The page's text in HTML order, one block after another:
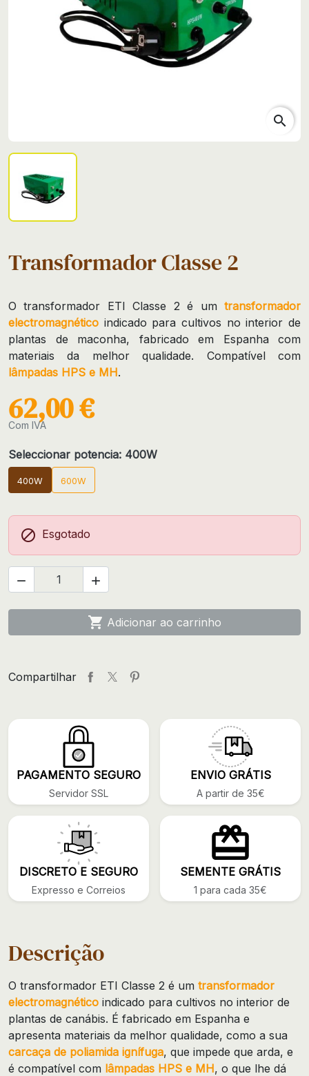
search
Transformador Classe 2
O transformador ETI Classe 2 é um transformador
electromagnético indicado para cultivos no interior de
plantas de maconha, fabricado em Espanha com
materiais da melhor qualidade. Compatível com
lâmpadas HPS e MH.
62,00 €
Com IVA
Seleccionar potencia: 400W
400W 600W
 Esgotado
 
 Adicionar ao carrinho
Compartilhar
PAGAMENTO SEGURO
Servidor SSL
ENVIO GRÁTIS
A partir de 35€
DISCRETO E SEGURO
Expresso e Correios
SEMENTE GRÁTIS
1 para cada 35€
Descrição
O transformador ETI Classe 2 é um transformador
electromagnético indicado para cultivos no interior de
plantas de canábis. É fabricado em Espanha e
apresenta materiais da melhor qualidade, como a sua
carcaça de poliamida ignífuga, que impede que arda, e
é compatível com lâmpadas HPS e MH, o que lhe dá